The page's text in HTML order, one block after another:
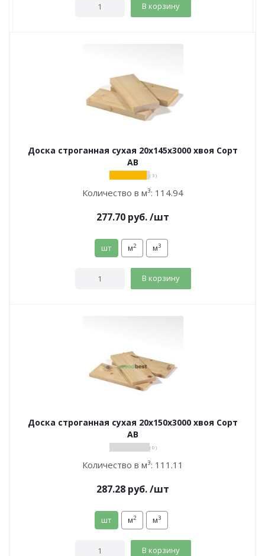
В корзину
Доска строганная сухая 20х145х3000 хвоя Сорт
АВ
( 3 )
Количество в м³: 114.94
277.70 руб./шт
шт м2 м3
В корзину
Доска строганная сухая 20х150х3000 хвоя Сорт
АВ
( 0 )
Количество в м³: 111.11
287.28 руб./шт
шт м2 м3
В корзину